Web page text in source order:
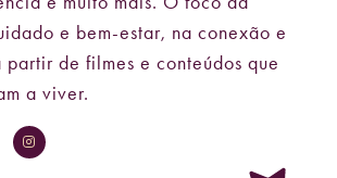
e bem-estar, na conexão e
partir de filmes e conteúdos que
a viver.